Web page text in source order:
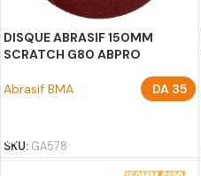
DISQUE ABRASIF 150MM
SCRATCH G80 ABPRO
Abrasif BMA DA35
SKU: GA578